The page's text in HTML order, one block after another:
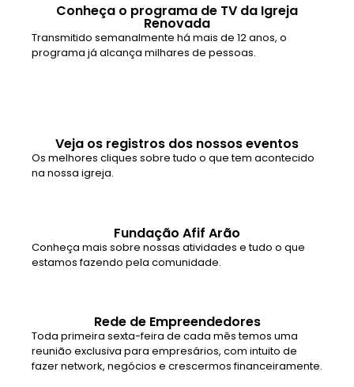
Conheça o programa de TV da Igreja
Renovada
Transmitido semanalmente há mais de 12 anos, o
programa já alcança milhares de pessoas.
Veja os registros dos nossos eventos
Os melhores cliques sobre tudo o que tem acontecido
na nossa igreja.
Fundação Afif Arão
Conheça mais sobre nossas atividades e tudo o que
estamos fazendo pela comunidade.
Rede de Empreendedores
Toda primeira sexta-feira de cada mês temos uma
reunião exclusiva para empresários, com intuito de
fazer network, negócios e crescermos financeiramente.